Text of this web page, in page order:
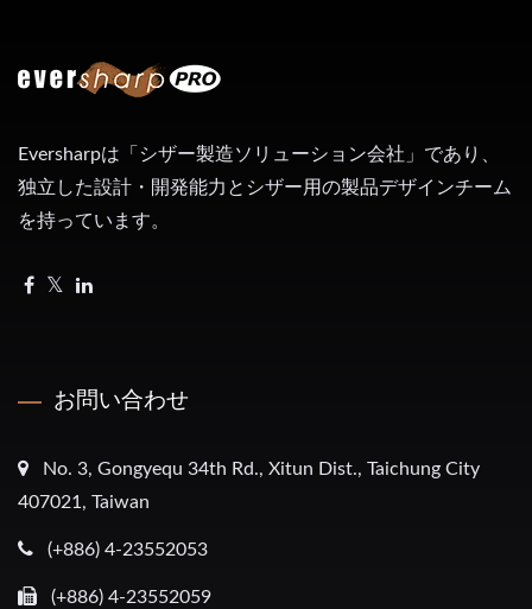
Eversharpは「シザー製造ソリューション会社」であり、
独立した設計・開発能力とシザー用の製品デザインチーム
を持っています。
お問い合わせ
No. 3, Gongyequ 34th Rd., Xitun Dist., Taichung City
407021, Taiwan
(+886) 4-23552053
(+886) 4-23552059